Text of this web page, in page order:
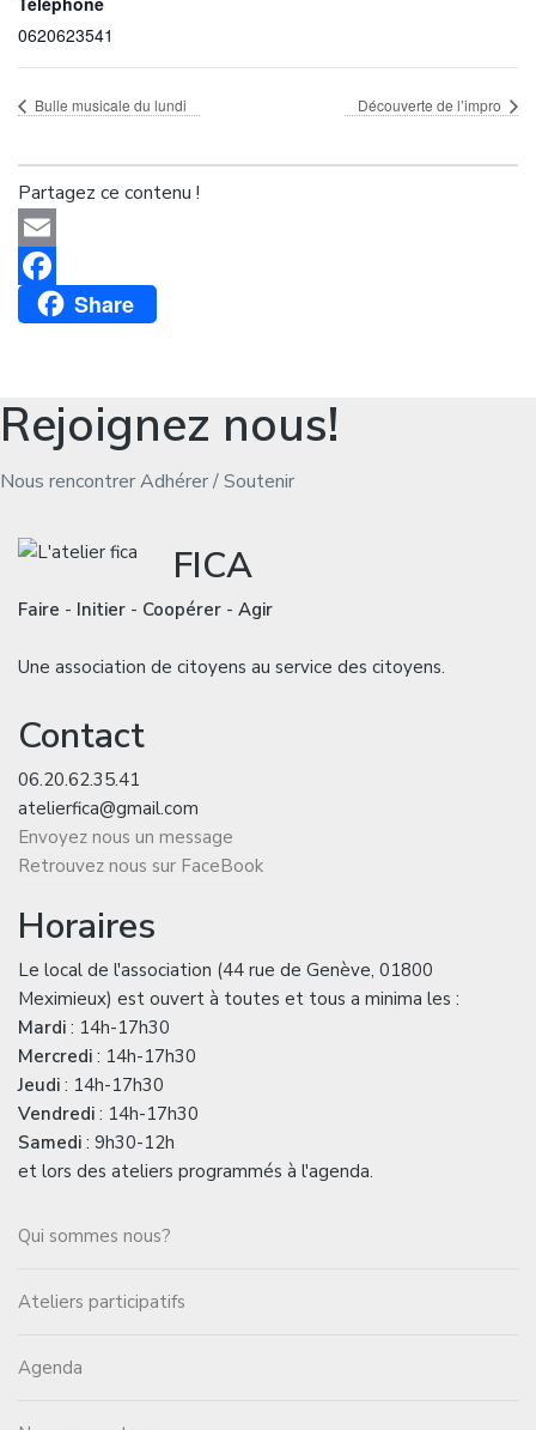
0620623541
Bulle musicale du lundi Découverte de l’impro
Partagez ce contenu !
Email
FacebookShare
Rejoignez nous!
Nous rencontrerAdhérer / Soutenir
FICA
Faire - Initier - Coopérer - Agir
Une association de citoyens au service des citoyens.
Contact
06.20.62.35.41
atelierfica@gmail.com
Envoyez nous un message
Retrouvez nous sur FaceBook
Horaires
Le local de l'association (44 rue de Genève, 01800
Meximieux) est ouvert à toutes et tous a minima les :
Mardi : 14h-17h30
Mercredi : 14h-17h30
Jeudi : 14h-17h30
Vendredi : 14h-17h30
Samedi : 9h30-12h
et lors des ateliers programmés à l'agenda.
Qui sommes nous?
Ateliers participatifs
Agenda